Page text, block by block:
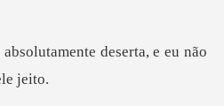
lutamente deserta, e eu não